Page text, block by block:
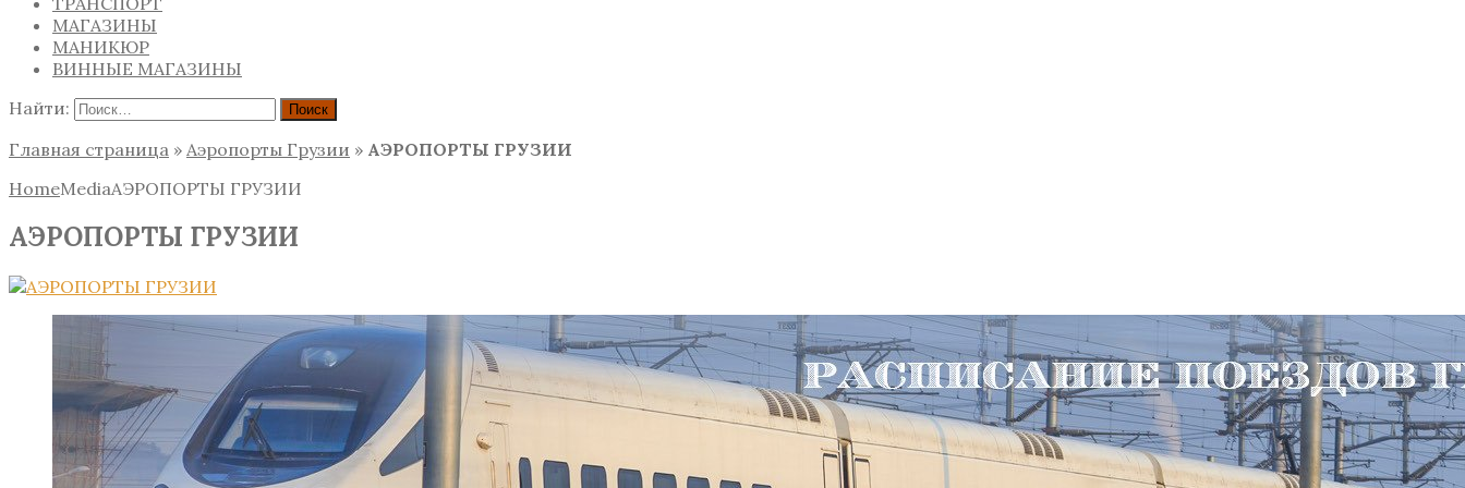
МАГАЗИНЫ
МАНИКЮР
ВИННЫЕ МАГАЗИНЫ
Найти:
Главная страница » Аэропорты Грузии » АЭРОПОРТЫ ГРУЗИИ
HomeMediaАЭРОПОРТЫ ГРУЗИИ
АЭРОПОРТЫ ГРУЗИИ